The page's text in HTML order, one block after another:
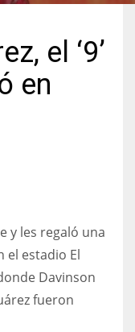
el ‘9’
en
y les regaló una
el estadio El
Davinson
fueron